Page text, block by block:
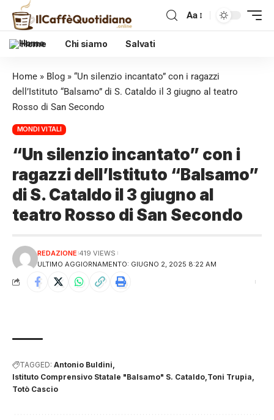
Aa
Home Chi siamo Salvati
Home » Blog » “Un silenzio incantato” con i ragazzi
dell’Istituto “Balsamo” di S. Cataldo il 3 giugno al teatro
Rosso di San Secondo
MONDI VITALI
“Un silenzio incantato” con i
ragazzi dell’Istituto “Balsamo”
di S. Cataldo il 3 giugno al
teatro Rosso di San Secondo
ULTIMO AGGIORNAMENTO: GIUGNO 2, 2025 8:22 AM
REDAZIONE 419 VIEWS
TAGGED: Antonio Buldini
Istituto Comprensivo Statale "Balsamo" S. Cataldo Toni Trupia
Totò Cascio